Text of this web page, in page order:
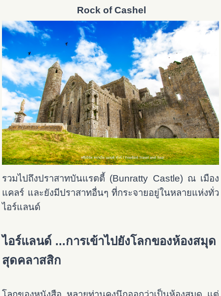
Rock of Cashel
รวมไปถึงปราสาทบันแรตตี้ (Bunratty Castle) ณ เมือง
แคลร์ และยังมีปราสาทอื่นๆ ที่กระจายอยู่ในหลายแห่งทั่ว
ไอร์แลนด์
ไอร์แลนด์ ...การเข้าไปยังโลกของห้องสมุด
สุดคลาสสิก